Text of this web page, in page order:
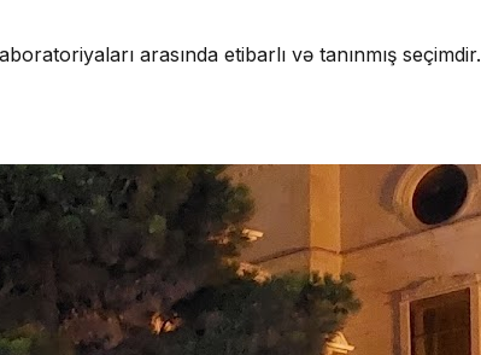
arasında etibarlı və tanınmış seçimdir.